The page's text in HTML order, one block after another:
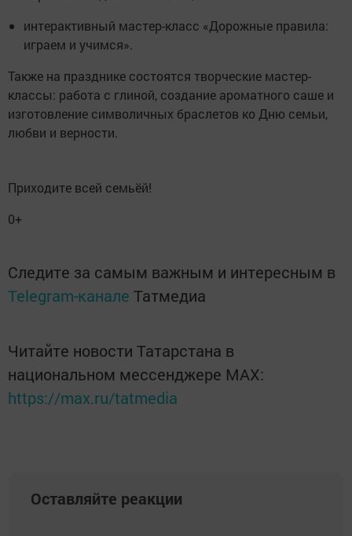
интерактивный мастер-класс «Дорожные правила:
играем и учимся».
Также на празднике состоятся творческие мастер-
классы: работа с глиной, создание ароматного саше и
изготовление символичных браслетов ко Дню семьи,
любви и верности.
Приходите всей семьёй!
0+
Следите за самым важным и интересным в
Telegram-канале Татмедиа
Читайте новости Татарстана в
национальном мессенджере MАХ:
https://max.ru/tatmedia
Оставляйте реакции